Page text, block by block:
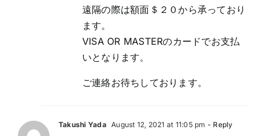
遠隔の際は額面＄２０から承っており
ます。
VISA OR MASTERのカードでお支払
いとなります。
ご連絡お待ちしております。
Takushi Yada August 12, 2021 at 11:05 pm - Reply